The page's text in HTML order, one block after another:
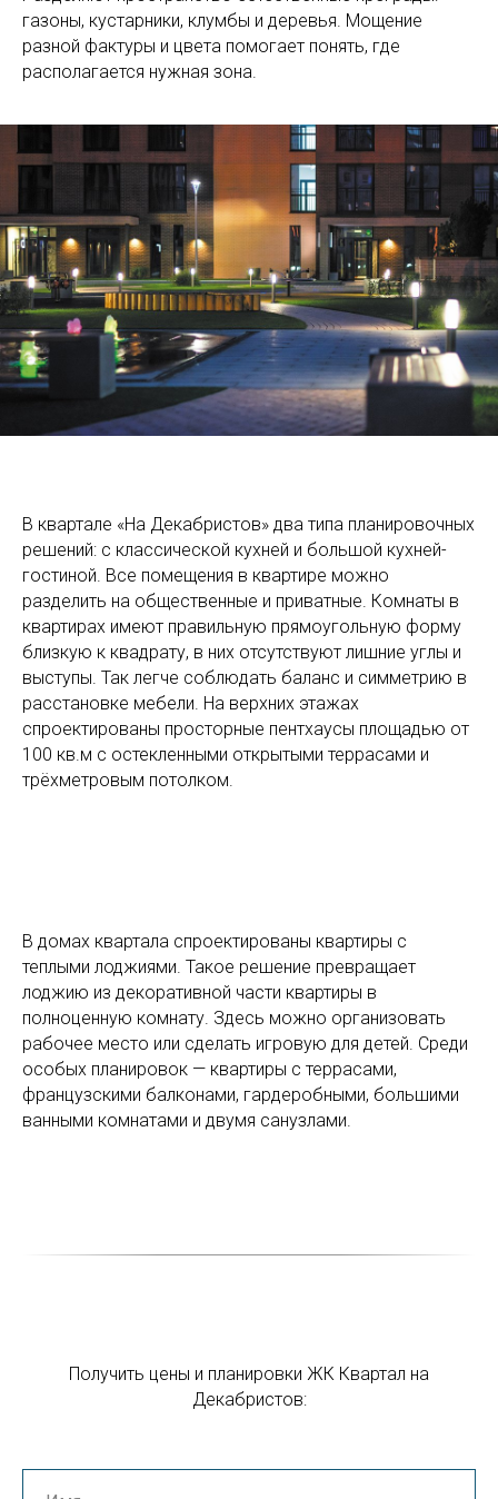
газоны, кустарники, клумбы и деревья. Мощение
разной фактуры и цвета помогает понять, где
располагается нужная зона.
В квартале «На Декабристов» два типа планировочных
решений: с классической кухней и большой кухней-
гостиной. Все помещения в квартире можно
разделить на общественные и приватные. Комнаты в
квартирах имеют правильную прямоугольную форму
близкую к квадрату, в них отсутствуют лишние углы и
выступы. Так легче соблюдать баланс и симметрию в
расстановке мебели. На верхних этажах
спроектированы просторные пентхаусы площадью от
100 кв.м с остекленными открытыми террасами и
трёхметровым потолком.
В домах квартала спроектированы квартиры с
теплыми лоджиями. Такое решение превращает
лоджию из декоративной части квартиры в
полноценную комнату. Здесь можно организовать
рабочее место или сделать игровую для детей. Среди
особых планировок — квартиры с террасами,
французскими балконами, гардеробными, большими
ванными комнатами и двумя санузлами.
Получить цены и планировки ЖК Квартал на
Декабристов: